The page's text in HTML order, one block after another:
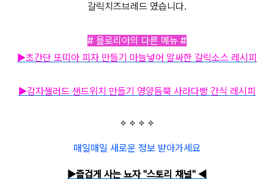
갈릭치즈브레드 였습니다.
# 욜로리아의 다른 메뉴 #
▶초간단 또띠아 피자 만들기 마늘넣어 알싸한 갈릭소스 레시피
▶감자샐러드 샌드위치 만들기 영양듬뿍 사라다빵 간식 레시피
매일매일 새로운 정보 받아가세요
▶즐겁게 사는 뇨자 "스토리 채널" ◀